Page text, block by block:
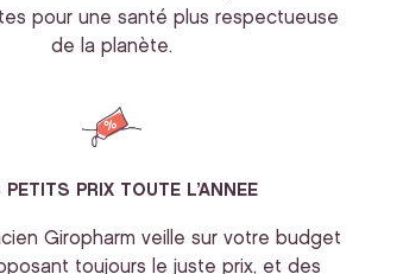
pour une santé plus respectueuse
de la planète.
PETITS PRIX TOUTE L’ANNEE
Giropharm veille sur votre budget
toujours le juste prix, et des